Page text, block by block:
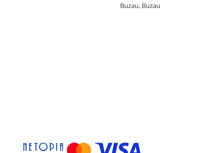
Buzau, Buzau